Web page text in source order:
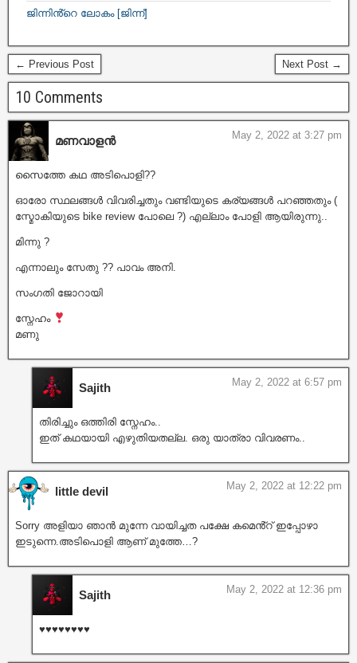
ജിന്നിൻ്റെ ലോകം [ജിന്ന്]
← Previous Post Next Post →
10 Comments
മണവാളൻ May 2, 2022 at 3:27 pm
സൈത്തേ കഥ അടിപൊളി??
ഓരോ സ്ഥലങ്ങൾ വിവരിച്ചതും വണ്ടിയുടെ കര്യങ്ങൾ പറഞ്ഞതും (
സ്മോകിയുടെ bike review പോലെ ?) എല്ലാം പോളി ആയിരുന്നു..
മിന്നു ?
എന്നാലും സേതു ?? പാവം അനി.
സംഗതി ജോറായി
സ്നേഹം
മണു
Sajith May 2, 2022 at 6:57 pm
തിരിച്ചും ഒത്തിരി സ്നേഹം..
ഇത് കഥയായി എഴുതിയതല്ല. ഒരു യാത്രാ വിവരണം..
little devil May 2, 2022 at 12:22 pm
Sorry അളിയാ ഞാൻ മുന്നേ വായിച്ചത പക്ഷേ കമെൻ്റ് ഇപ്പോഴാ
ഇടുന്നെ.അടിപൊളി ആണ് മുത്തേ…?
Sajith May 2, 2022 at 12:36 pm
♥️♥️♥️♥️♥️♥️♥️♥️